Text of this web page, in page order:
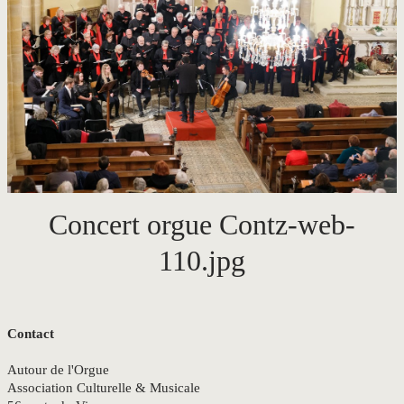
CONTACT
Concert orgue Contz-web-
110.jpg
Contact
Autour de l'Orgue
Association Culturelle & Musicale